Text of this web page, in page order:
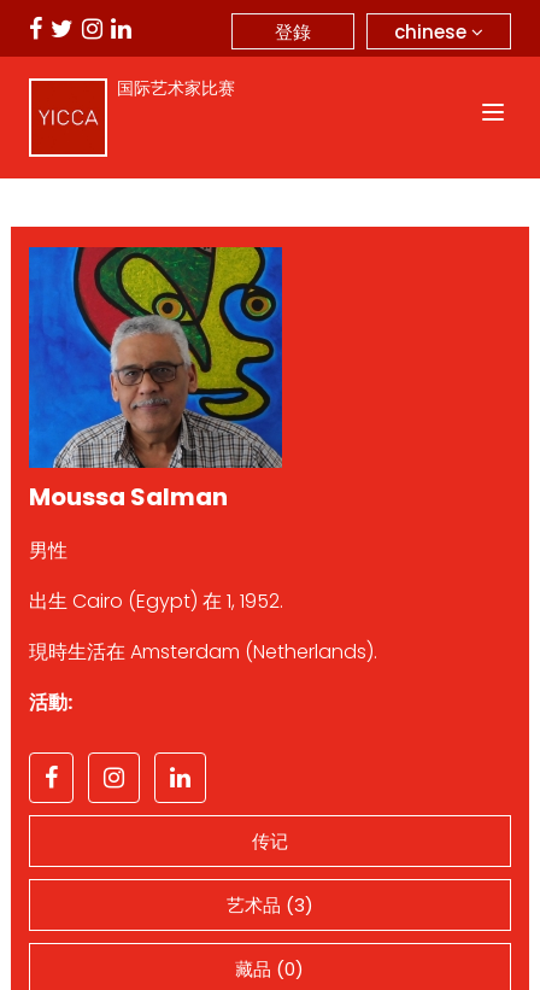
chinese
登錄
国际艺术家比赛
Moussa Salman
男性
出生 Cairo (Egypt) 在 1, 1952.
現時生活在 Amsterdam (Netherlands).
活動:
传记
艺术品 (3)
藏品 (0)